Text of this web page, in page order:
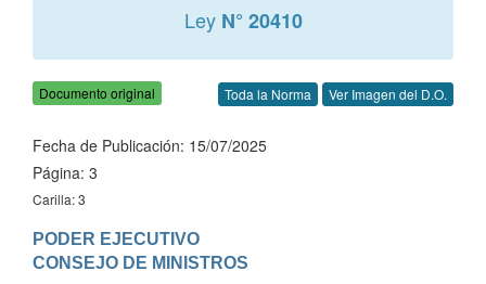
Ley N° 20410
Documento original Toda la Norma Ver Imagen del D.O.
Fecha de Publicación: 15/07/2025
Página: 3
Carilla: 3
PODER EJECUTIVO